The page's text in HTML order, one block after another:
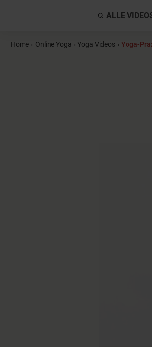
ALLE
Home › Online Yoga › Yoga Videos › Yoga-